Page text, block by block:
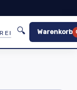
🔍 Warenkorb